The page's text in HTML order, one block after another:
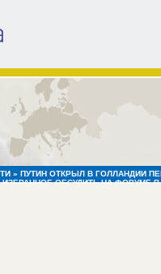
» ПУТИН ОТКРЫЛ В ГОЛЛАНДИИ
ОБСУДИТЬ НА ФОРУМЕ